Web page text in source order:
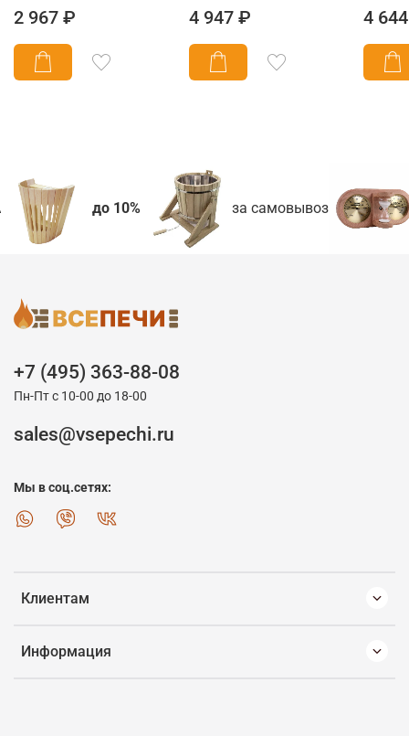
2 967 ₽ 4 947 ₽ 4
до 10% за самовывоз
Клиентам
Информация
+7 (495) 363-88-08
Пн-Пт с 10-00 до 18-00
sales@vsepechi.ru
Мы в соц.сетях: